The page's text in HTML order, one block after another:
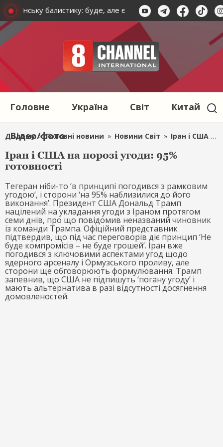
балистику: буде, але є одне 'але'
Головне Україна Світ Китай
Відео/фото
Додому » Головні новини » Новини Світ » Іран і США на порозі угоди: 95% готовності
Іран і США на порозі угоди: 95%
готовності
Тегеран ніби-то ‘в принципі погодився з рамковим
угодою’, і сторони ‘на 95% наблизилися до його
виконання’. Президент США Дональд Трамп
націлений на укладання угоди з Іраном протягом
семи днів, про що повідомив неназваний чиновник
із команди Трампа. Офіційний представник
підтвердив, що під час переговорів діє принцип ‘Не
буде компромісів – не буде грошей’. Іран вже
погодився з ключовими аспектами угод щодо
ядерного арсеналу і Ормузського проливу, але
сторони ще обговорюють формулювання. Трамп
запевнив, що США не підпишуть ‘погану угоду’ і
мають альтернатива в разі відсутності досягнення
домовленостей.